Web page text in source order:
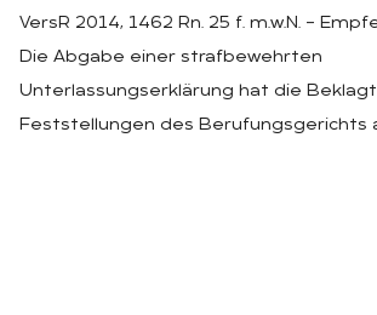
VersR 2014, 1462 Rn. 25 f. m.w.N. –
Die Abgabe einer strafbewehrten
Unterlassungserklärung hat die
Feststellungen des Berufungsgerichts